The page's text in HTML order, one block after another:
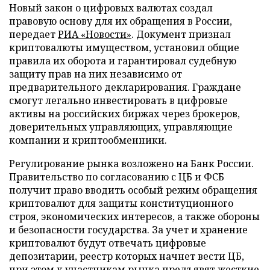
Новый закон о цифровых валютах создал
правовую основу для их обращения в России,
передаетРИА «Новости». Документ признал
криптовалюты имуществом, установил общие
правила их оборота и гарантировал судебную
защиту прав на них независимо от
предварительного декларирования. Граждане
смогут легально инвестировать в цифровые
активы на российских биржах через брокеров,
доверительных управляющих, управляющие
компании и криптообменники.
Регулирование рынка возложено на Банк России.
Правительство по согласованию с ЦБ и ФСБ
получит право вводить особый режим обращения
криптовалют для защиты конституционного
строя, экономических интересов, а также обороны
и безопасности государства. За учет и хранение
криптовалют будут отвечать цифровые
депозитарии, реестр которых начнет вести ЦБ,